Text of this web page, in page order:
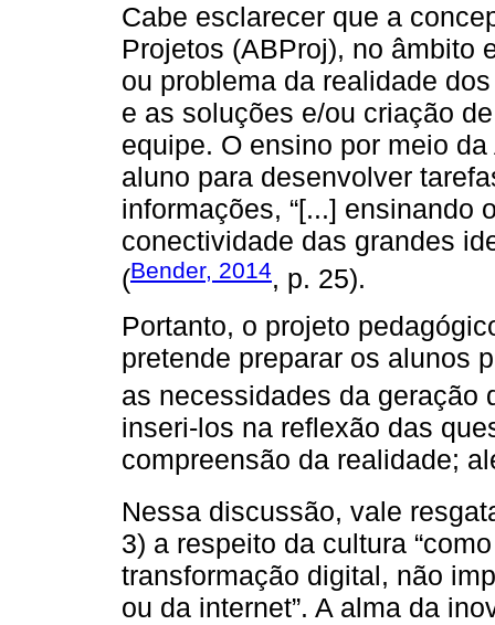
Cabe esclarecer que a
Projetos (ABProj), no âmbito
ou problema da realidade
e as soluções e/ou criação
equipe. O ensino por meio
aluno para desenvolver
informações, “[...] ensinando
conectividade das grandes
(Bender, 2014, p. 25).
Portanto, o projeto
pretende preparar os alunos
as necessidades da geração
inseri-los na reflexão das
compreensão da realidade;
Nessa discussão, vale
3) a respeito da cultura
transformação digital, não
ou da internet”. A alma da